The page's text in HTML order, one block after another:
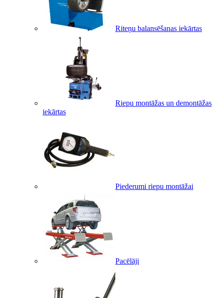
Riteņu balansēšanas iekārtas
Riepu montāžas un demontāžas
iekārtas
Piederumi riepu montāžai
Pacēlāji